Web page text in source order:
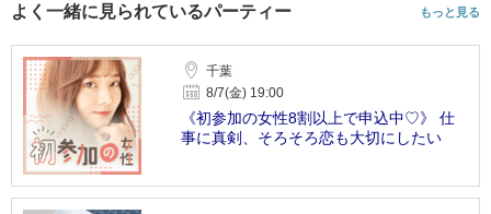
よく一緒に見られているパーティー もっと見る
千葉
8/7(金) 19:00
《初参加の女性8割以上で申込中♡》 仕
事に真剣、そろそろ恋も大切にしたい